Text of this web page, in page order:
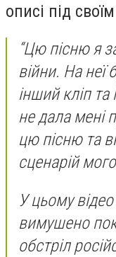
описі під
“Цю пісню я
війни. На неї
інший кліп
не дала мені
цю пісню та
сценарій
У цьому
вимушено
обстріл